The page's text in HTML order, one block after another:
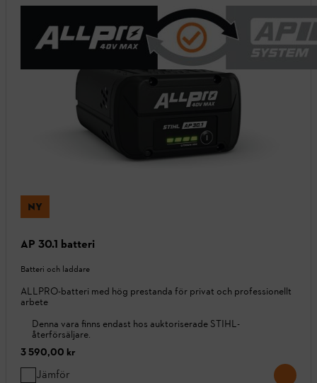
NY
AP 30.1 batteri
Batteri och laddare
ALLPRO-batteri med hög prestanda för privat och professionellt
arbete
Denna vara finns endast hos auktoriserade STIHL-
återförsäljare.
3 590,00 kr
Jämför